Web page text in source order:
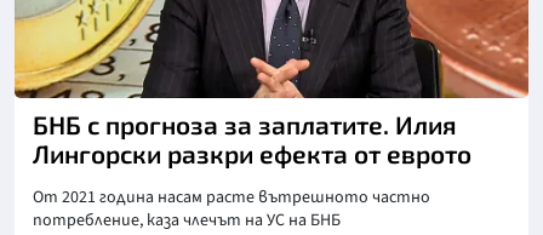
БНБ с прогноза за заплатите. Илия
Лингорски разкри ефекта от еврото
От 2021 година насам расте вътрешното частно
потребление, каза члечът на УС на БНБ